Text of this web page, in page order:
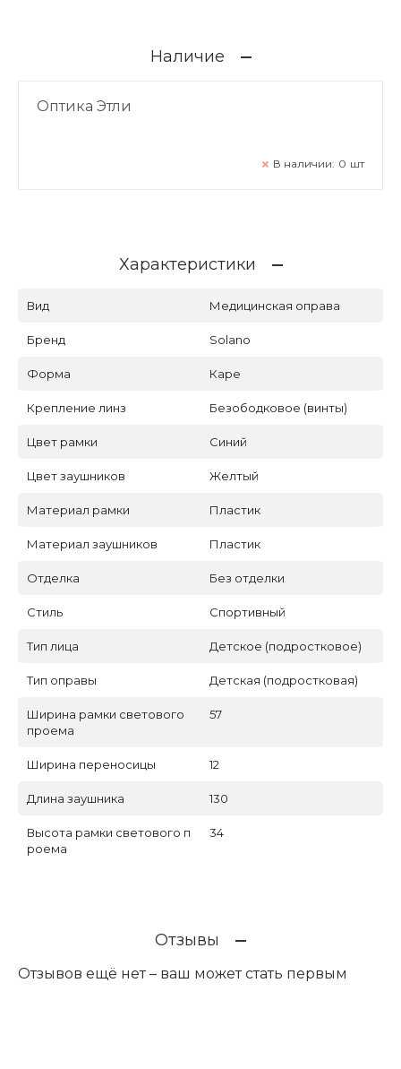
Наличие
Оптика Этли
В наличии: 0 шт
Характеристики
Вид Медицинская оправа
Бренд Solano
Форма Каре
Крепление линз Безободковое (винты)
Цвет рамки Синий
Цвет заушников Желтый
Материал рамки Пластик
Материал заушников Пластик
Отделка Без отделки
Стиль Спортивный
Тип лица Детское (подростковое)
Тип оправы Детская (подростковая)
Ширина рамки светового
проема
57
Ширина переносицы 12
Длина заушника 130
Высота рамки светового п
роема
34
Отзывы
Отзывов ещё нет – ваш может стать первым